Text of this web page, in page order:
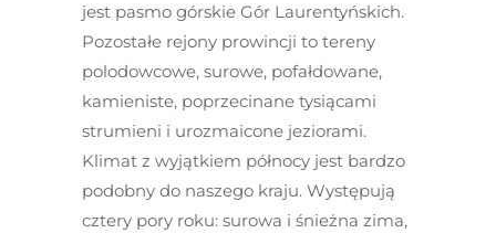
jest pasmo górskie Gór Laurentyńskich.
Pozostałe rejony prowincji to tereny
polodowcowe, surowe, pofałdowane,
kamieniste, poprzecinane tysiącami
strumieni i urozmaicone jeziorami.
Klimat z wyjątkiem północy jest bardzo
podobny do naszego kraju. Występują
cztery pory roku: surowa i śnieżna zima,